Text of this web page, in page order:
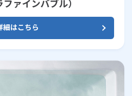
ファインバブル）
細はこちら